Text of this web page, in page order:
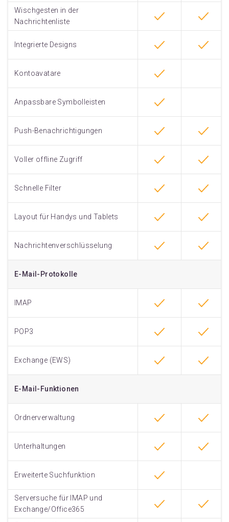
Wischgesten in der
Nachrichtenliste
Integrierte Designs
Kontoavatare
Anpassbare Symbolleisten
Push-Benachrichtigungen
Voller offline Zugriff
Schnelle Filter
Layout für Handys und Tablets
Nachrichtenverschlüsselung
E-Mail-Protokolle
IMAP
POP3
Exchange (EWS)
E-Mail-Funktionen
Ordnerverwaltung
Unterhaltungen
Erweiterte Suchfunktion
Serversuche für IMAP und
Exchange/Office365